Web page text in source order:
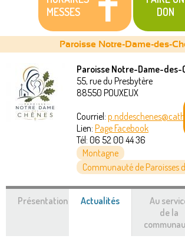
MESSES
DON
Vous
êtes
Paroisse Notre-Dame-des-
Paroisse Notre-Dame-des-
55, rue du Presbytère
88550 POUXEUX
Courriel:
Lien: Page Facebook
Tél: 06 52 00 44 36
Montagne
Communauté de Paroisses
Présentation Actualités
Au
de la